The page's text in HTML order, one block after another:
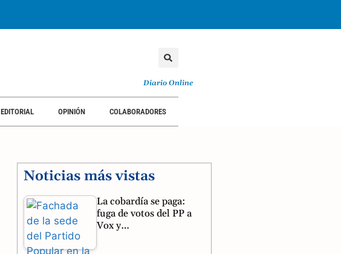
Diario Online
EDITORIAL OPINIÓN COLABORADORES
Noticias más vistas
La cobardía se paga:
fuga de votos del PP a
Vox y…